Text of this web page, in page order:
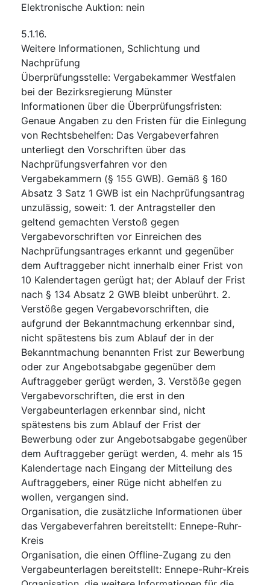
Elektronische Auktion: nein
5.1.16.
Weitere Informationen, Schlichtung und
Nachprüfung
Überprüfungsstelle: Vergabekammer Westfalen
bei der Bezirksregierung Münster
Informationen über die Überprüfungsfristen:
Genaue Angaben zu den Fristen für die Einlegung
von Rechtsbehelfen: Das Vergabeverfahren
unterliegt den Vorschriften über das
Nachprüfungsverfahren vor den
Vergabekammern (§ 155 GWB). Gemäß § 160
Absatz 3 Satz 1 GWB ist ein Nachprüfungsantrag
unzulässig, soweit: 1. der Antragsteller den
geltend gemachten Verstoß gegen
Vergabevorschriften vor Einreichen des
Nachprüfungsantrages erkannt und gegenüber
dem Auftraggeber nicht innerhalb einer Frist von
10 Kalendertagen gerügt hat; der Ablauf der Frist
nach § 134 Absatz 2 GWB bleibt unberührt. 2.
Verstöße gegen Vergabevorschriften, die
aufgrund der Bekanntmachung erkennbar sind,
nicht spätestens bis zum Ablauf der in der
Bekanntmachung benannten Frist zur Bewerbung
oder zur Angebotsabgabe gegenüber dem
Auftraggeber gerügt werden, 3. Verstöße gegen
Vergabevorschriften, die erst in den
Vergabeunterlagen erkennbar sind, nicht
spätestens bis zum Ablauf der Frist der
Bewerbung oder zur Angebotsabgabe gegenüber
dem Auftraggeber gerügt werden, 4. mehr als 15
Kalendertage nach Eingang der Mitteilung des
Auftraggebers, einer Rüge nicht abhelfen zu
wollen, vergangen sind.
Organisation, die zusätzliche Informationen über
das Vergabeverfahren bereitstellt: Ennepe-Ruhr-
Kreis
Organisation, die einen Offline-Zugang zu den
Vergabeunterlagen bereitstellt: Ennepe-Ruhr-Kreis